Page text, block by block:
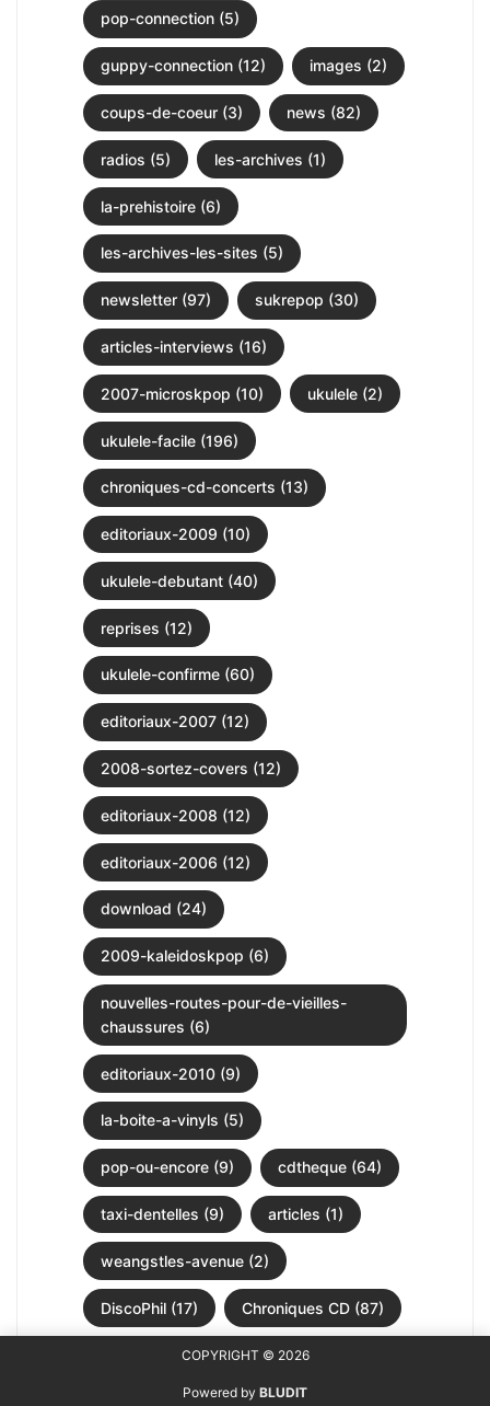
pop-connection (5)
guppy-connection (12) images (2)
coups-de-coeur (3) news (82)
radios (5) les-archives (1)
la-prehistoire (6)
les-archives-les-sites (5)
newsletter (97) sukrepop (30)
articles-interviews (16)
2007-microskpop (10) ukulele (2)
ukulele-facile (196)
chroniques-cd-concerts (13)
editoriaux-2009 (10)
ukulele-debutant (40)
reprises (12)
ukulele-confirme (60)
editoriaux-2007 (12)
2008-sortez-covers (12)
editoriaux-2008 (12)
editoriaux-2006 (12)
download (24)
2009-kaleidoskpop (6)
nouvelles-routes-pour-de-vieilles-
chaussures (6)
editoriaux-2010 (9)
la-boite-a-vinyls (5)
pop-ou-encore (9) cdtheque (64)
taxi-dentelles (9) articles (1)
weangstles-avenue (2)
DiscoPhil (17) Chroniques CD (87)
COPYRIGHT © 2026
Powered by BLUDIT